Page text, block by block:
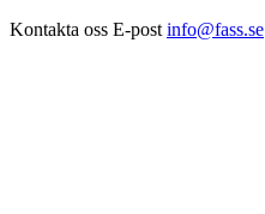
Kontakta oss E-post info@fass.se